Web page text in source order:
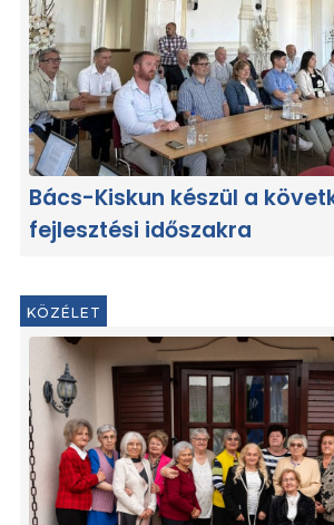
Bács-Kiskun készül a
fejlesztési időszakra
KÖZÉLET